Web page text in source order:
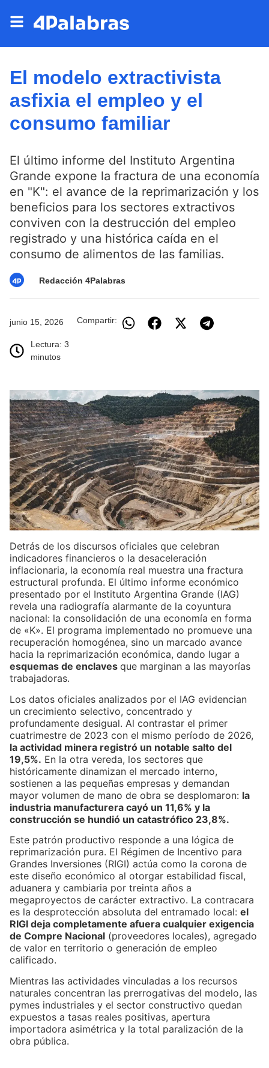
El modelo extractivista
asfixia el empleo y el
consumo familiar
El último informe del Instituto Argentina
Grande expone la fractura de una economía
en "K": el avance de la reprimarización y los
beneficios para los sectores extractivos
conviven con la destrucción del empleo
registrado y una histórica caída en el
consumo de alimentos de las familias.
Redacción 4Palabras
junio 15, 2026
Lectura: 3
minutos
Compartir:
Detrás de los discursos oficiales que celebran
indicadores financieros o la desaceleración
inflacionaria, la economía real muestra una fractura
estructural profunda. El último informe económico
presentado por el Instituto Argentina Grande (IAG)
revela una radiografía alarmante de la coyuntura
nacional: la consolidación de una economía en forma
de «K». El programa implementado no promueve una
recuperación homogénea, sino un marcado avance
hacia la reprimarización económica, dando lugar a
esquemas de enclaves que marginan a las mayorías
trabajadoras.
Los datos oficiales analizados por el IAG evidencian
un crecimiento selectivo, concentrado y
profundamente desigual. Al contrastar el primer
cuatrimestre de 2023 con el mismo período de 2026,
la actividad minera registró un notable salto del
19,5%. En la otra vereda, los sectores que
históricamente dinamizan el mercado interno,
sostienen a las pequeñas empresas y demandan
mayor volumen de mano de obra se desplomaron: la
industria manufacturera cayó un 11,6% y la
construcción se hundió un catastrófico 23,8%.
Este patrón productivo responde a una lógica de
reprimarización pura. El Régimen de Incentivo para
Grandes Inversiones (RIGI) actúa como la corona de
este diseño económico al otorgar estabilidad fiscal,
aduanera y cambiaria por treinta años a
megaproyectos de carácter extractivo. La contracara
es la desprotección absoluta del entramado local: el
RIGI deja completamente afuera cualquier exigencia
de Compre Nacional (proveedores locales), agregado
de valor en territorio o generación de empleo
calificado.
Mientras las actividades vinculadas a los recursos
naturales concentran las prerrogativas del modelo, las
pymes industriales y el sector constructivo quedan
expuestos a tasas reales positivas, apertura
importadora asimétrica y la total paralización de la
obra pública.